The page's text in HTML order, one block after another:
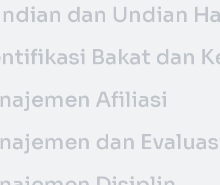
dan Undian
Bakat dan
Afiliasi
dan